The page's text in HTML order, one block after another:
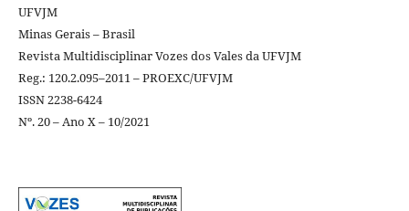
UFVJM
Minas Gerais – Brasil
Revista Multidisciplinar Vozes dos Vales da UFVJM
Reg.: 120.2.095–2011 – PROEXC/UFVJM
ISSN 2238-6424
Nº. 20 – Ano X – 10/2021